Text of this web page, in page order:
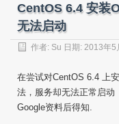
CentOS 6.4 安装
无法启动
作者: Su 日期: 2013年5
在尝试对CentOS 6.4 上
法，服务却无法正常启动
Google资料后得知.